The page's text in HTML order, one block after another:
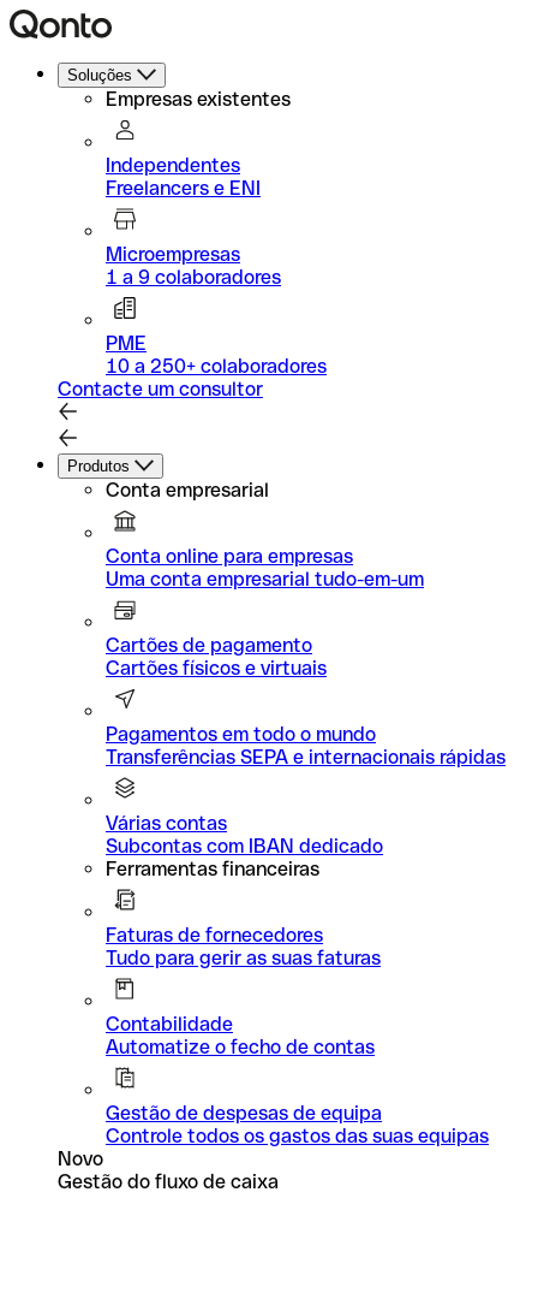
Soluções
Empresas existentes
Independentes
Freelancers e ENI
Microempresas
1 a 9 colaboradores
PME
10 a 250+ colaboradores
Contacte um consultor
Produtos
Conta empresarial
Conta online para empresas
Uma conta empresarial tudo-em-um
Cartões de pagamento
Cartões físicos e virtuais
Pagamentos em todo o mundo
Transferências SEPA e internacionais rápidas
Várias contas
Subcontas com IBAN dedicado
Ferramentas financeiras
Faturas de fornecedores
Tudo para gerir as suas faturas
Contabilidade
Automatize o fecho de contas
Gestão de despesas de equipa
Controle todos os gastos das suas equipas
Novo
Gestão do fluxo de caixa